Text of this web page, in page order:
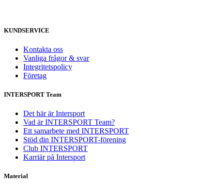
KUNDSERVICE
Kontakta oss
Vanliga frågor & svar
Integritetspolicy
Företag
INTERSPORT Team
Det här är Intersport
Vad är INTERSPORT Team?
Ett samarbete med INTERSPORT
Stöd din INTERSPORT-förening
Club INTERSPORT
Karriär på Intersport
Material